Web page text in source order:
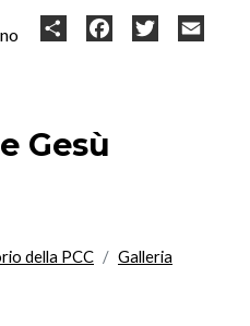
Share FacebookTwitter
Gesù
della PCC Galleria